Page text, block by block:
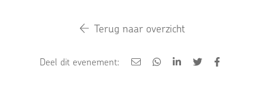
Terug naar overzicht
Deel dit evenement: